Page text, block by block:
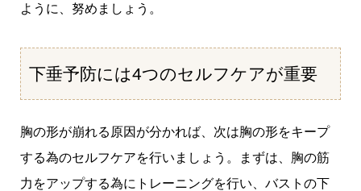
ように、努めましょう。
下垂予防には4つのセルフケアが重要
胸の形が崩れる原因が分かれば、次は胸の形をキープ
する為のセルフケアを行いましょう。まずは、胸の筋
力をアップする為にトレーニングを行い、バストの下